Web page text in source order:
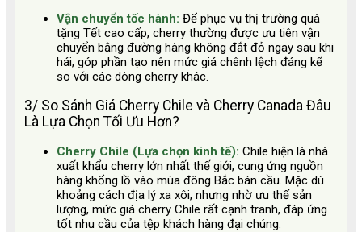
Vận chuyển tốc hành: Để phục vụ thị trường quà
tặng Tết cao cấp, cherry thường được ưu tiên vận
chuyển bằng đường hàng không đắt đỏ ngay sau khi
hái, góp phần tạo nên mức giá chênh lệch đáng kể
so với các dòng cherry khác.
3/ So Sánh Giá Cherry Chile và Cherry Canada Đâu
Là Lựa Chọn Tối Ưu Hơn?
Cherry Chile (Lựa chọn kinh tế): Chile hiện là nhà
xuất khẩu cherry lớn nhất thế giới, cung ứng nguồn
hàng khổng lồ vào mùa đông Bắc bán cầu. Mặc dù
khoảng cách địa lý xa xôi, nhưng nhờ ưu thế sản
lượng, mức giá cherry Chile rất cạnh tranh, đáp ứng
tốt nhu cầu của tệp khách hàng đại chúng.